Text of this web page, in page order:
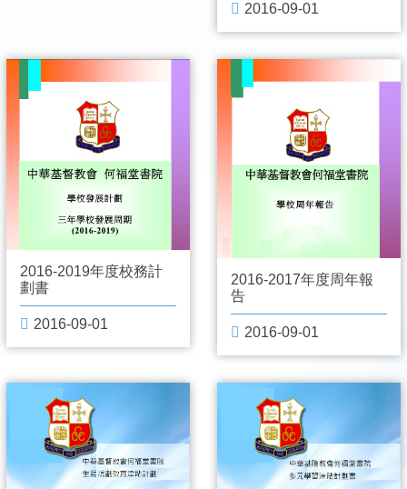
2016-09-01
2016-2019年度校務計
劃書
2016-09-01
2016-2017年度周年報
告
2016-09-01